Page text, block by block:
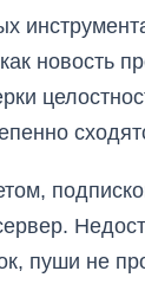
новость
пуши не